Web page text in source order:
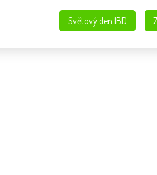
Světový den IBD